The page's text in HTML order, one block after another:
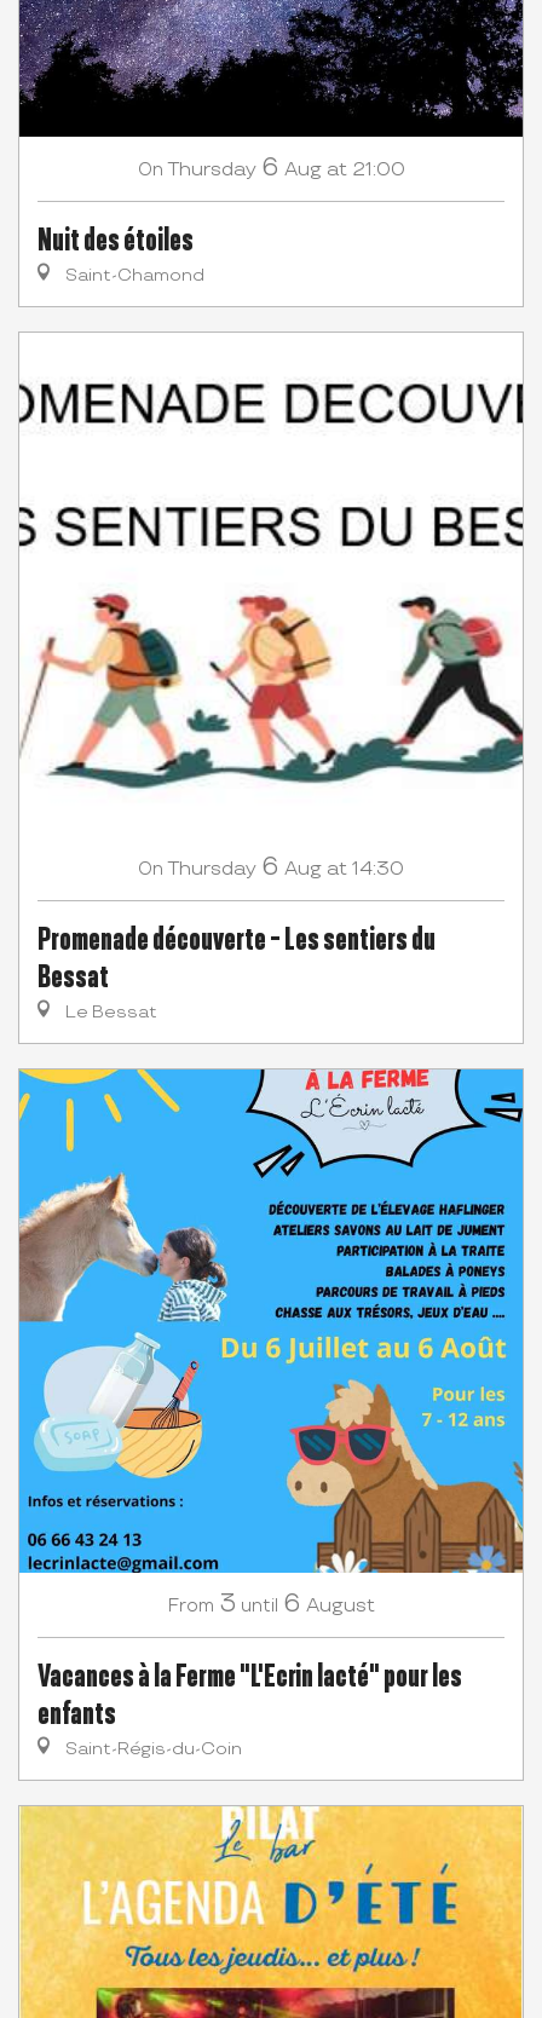
On Thursday 6 Aug at 21:00
Nuit des étoiles
Saint-Chamond
On Thursday 6 Aug at 14:30
Promenade découverte - Les sentiers du
Bessat
Le Bessat
From 3 until 6 August
Vacances à la Ferme "L'Ecrin lacté" pour les
enfants
Saint-Régis-du-Coin